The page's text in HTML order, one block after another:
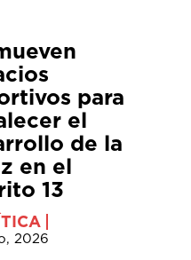
para
el
de la
en el
13
2026